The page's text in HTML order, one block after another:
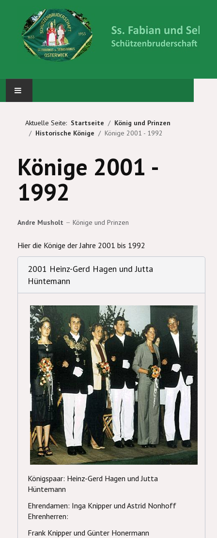
ABTEILUNGEN
KÖNIG UND PRINZEN
WIR ÜBER UNS
Aktuelle Seite: Startseite
König und Prinzen
Historische Könige
Könige 2001 - 1992
Könige 2001 -
1992
Andre Musholt Könige und Prinzen
Hier die Könige der Jahre 2001 bis 1992
2001 Heinz-Gerd Hagen und Jutta
Hüntemann
Königspaar: Heinz-Gerd Hagen und Jutta
Hüntemann
Ehrendamen: Inga Knipper und Astrid Nonhoff
Ehrenherren:
Frank Knipper und Günter Honermann